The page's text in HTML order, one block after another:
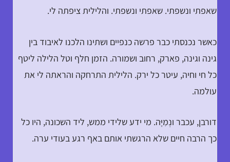
שאפתי ונשפתי. שאפתי ונשפתי. והלילית ציפתה לי.
כאשר נכנסתי כבר פרשה כנפיים ושתינו הלכנו לאיבוד בין
גינה וגינה, פארק, רחוב ושמורה. הזמן חלף וטל הלילה ליטף
כל חי וחיה, עיטר כל ירק. הלילית התרחקה והראתה לי את
עולמה.
דורבן, עכבר ונְמִיָּה. מי ידע שלידי ממש, ליד השכונה, היו כל
כך הרבה חיים שלא הרגשתי אותם באף רגע בעודי ערה.